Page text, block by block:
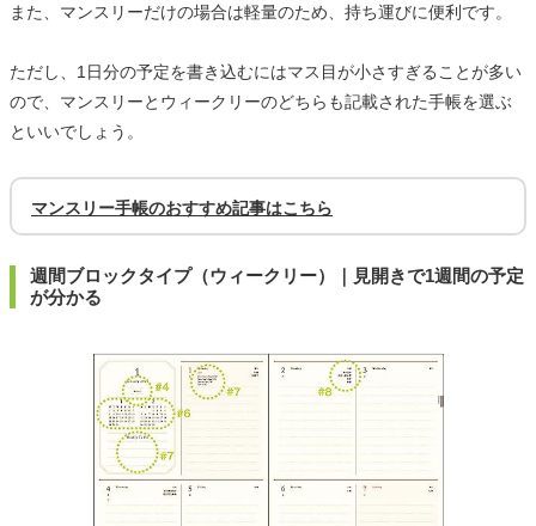
また、マンスリーだけの場合は軽量のため、持ち運びに便利です。
ただし、1日分の予定を書き込むにはマス目が小さすぎることが多い
ので、マンスリーとウィークリーのどちらも記載された手帳を選ぶ
といいでしょう。
マンスリー手帳のおすすめ記事はこちら
週間ブロックタイプ（ウィークリー）｜見開きで1週間の予定
が分かる